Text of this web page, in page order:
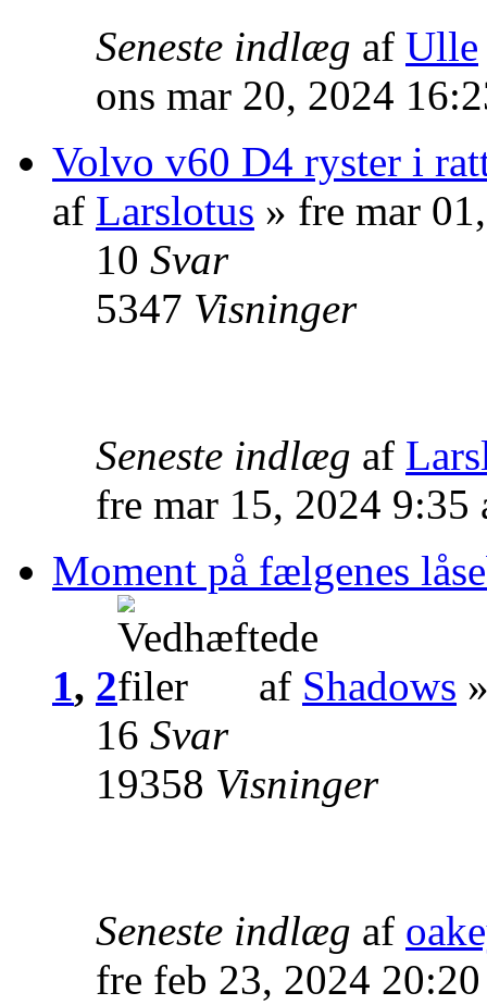
Seneste indlæg af Ulle
ons mar 20, 2024
Volvo v60 D4 ryster i
af Larslotus » fre mar
10 Svar
5347 Visninger
Seneste indlæg af
fre mar 15, 2024 9:35
Moment på fælgenes
1, 2 af Shadows
16 Svar
19358 Visninger
Seneste indlæg af
fre feb 23, 2024